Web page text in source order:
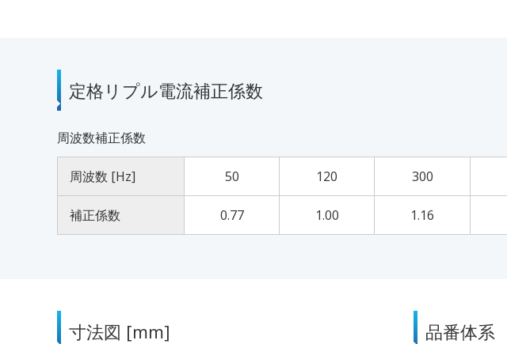
定格リプル電流補正係数
周波数補正係数
周波数 [Hz] 50 120 300
補正係数 0.77 1.00 1.16
寸法図 [mm] 品番体系